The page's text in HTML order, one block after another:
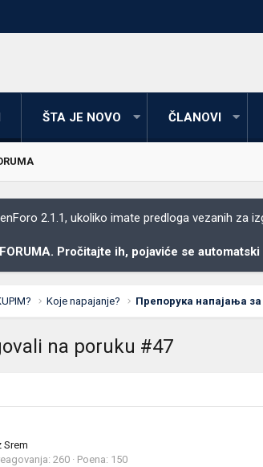
ŠTA JE NOVO ČLANOVI
2.1.1, ukoliko imate predloga vezanih za
Pročitajte ih, pojaviće se
Koje napajanje? Препорука напајања за
na poruku #47
Srem
260 Poena 150